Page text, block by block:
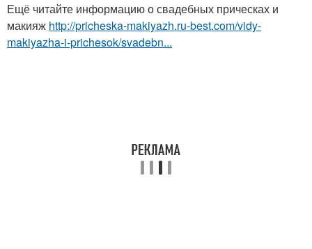
Ещё читайте информацию о свадебных прическах и
макияж http://pricheska-makiyazh.ru-best.com/vidy-
makiyazha-i-prichesok/svadebn...